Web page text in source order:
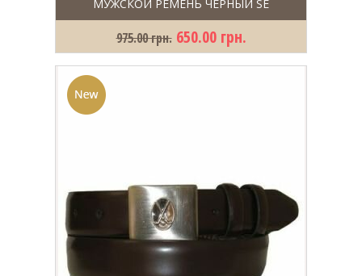
МУЖСКОЙ РЕМЕНЬ ЧЕРНЫЙ SE
975.00 грн. 650.00 грн.